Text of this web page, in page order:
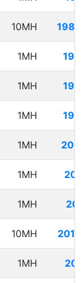
10MH
1MH
1MH
1MH
1MH
1MH
1MH
10MH
1MH